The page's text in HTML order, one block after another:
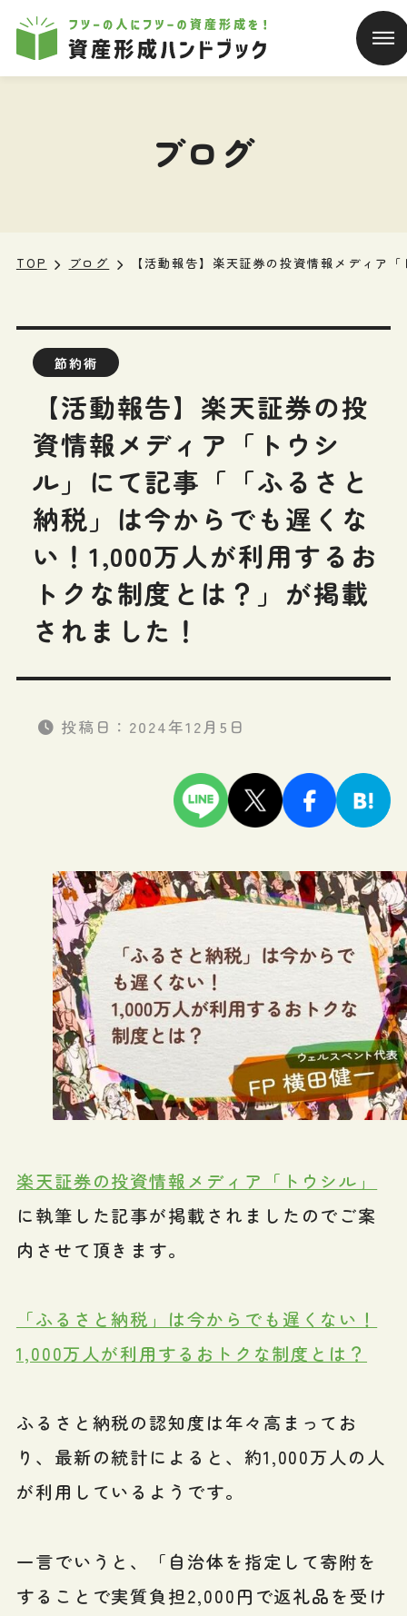
本文へ移動
ブログ
TOP ブログ 【活動報告】楽天証券の投資情報メディア
節約術
【活動報告】楽天証券の投
資情報メディア「トウシ
ル」にて記事「「ふるさと
納税」は今からでも遅くな
い！1,000万人が利用するお
トクな制度とは？」が掲載
されました！
投稿日： 2024年12月5日
楽天証券の投資情報メディア「トウシル」
に執筆した記事が掲載されましたのでご案
内させて頂きます。
「ふるさと納税」は今からでも遅くない！
1,000万人が利用するおトクな制度とは？
ふるさと納税の認知度は年々高まってお
り、最新の統計によると、約1,000万人の人
が利用しているようです。
一言でいうと、「自治体を指定して寄附を
することで実質負担2,000円で返礼品を受け